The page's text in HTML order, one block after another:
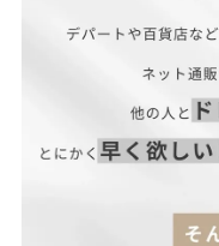
レス、二次会ワンピース
■オススメシーン結婚式
ー・成人式同窓会・女子
トオケージョン・食事会
ーンのコーディネートに
■サイズ展開M(9号)
38